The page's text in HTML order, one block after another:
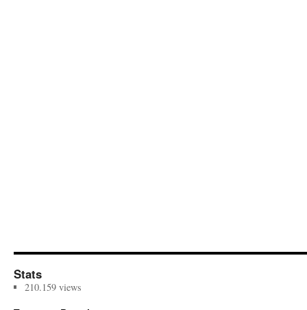
Stats
210.159 views